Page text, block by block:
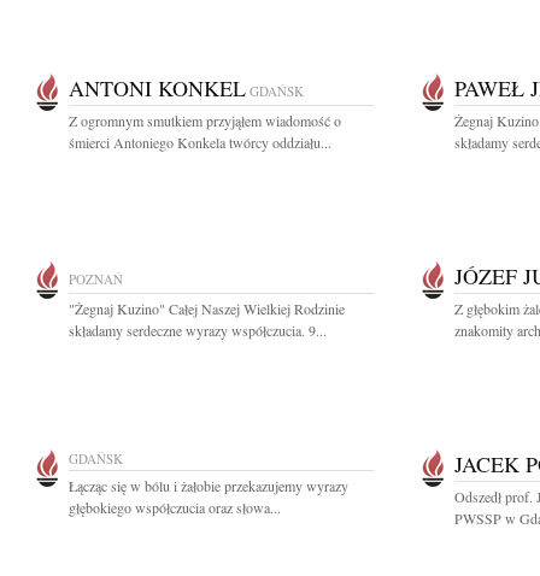
ANTONI KONKEL GDAŃSK
Z ogromnym smutkiem przyjąłem wiadomość o
śmierci Antoniego Konkela twórcy oddziału...
PAWEŁ
Żegnaj
składamy
POZNAŃ
"Żegnaj Kuzino" Całej Naszej Wielkiej Rodzinie
składamy serdeczne wyrazy współczucia. 9...
JÓZEF
Z głębokim
znakomity
GDAŃSK
Łącząc się w bólu i żałobie przekazujemy wyrazy
głębokiego współczucia oraz słowa...
JACEK
Odszedł prof.
PWSSP w